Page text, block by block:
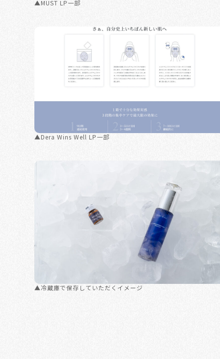
▲MUST LP一部
▲Dera Wins Well LP一部
▲冷蔵庫で保存していただくイメージ